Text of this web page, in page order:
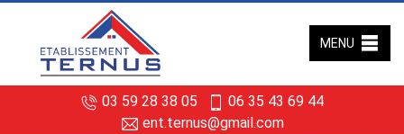
03 59 28 38 05
06 35 43 69 44
ent.ternus@gmail.com
MENU